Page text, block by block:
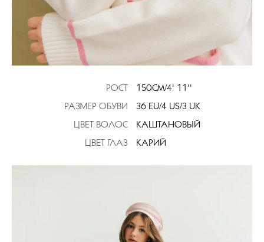
РОСТ
150CM/4' 11''
РАЗМЕР ОБУВИ
36 EU/4 US/3 UK
ЦВЕТ ВОЛОС
КАШТАНОВЫЙ
ЦВЕТ ГЛАЗ
КАРИЙ